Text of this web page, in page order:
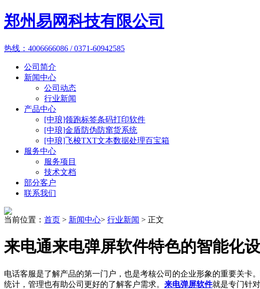
郑州易网科技有限公司
热线：4006666086 / 0371-60942585
公司简介
新闻中心
公司动态
行业新闻
产品中心
[中琅]领跑标签条码打印软件
[中琅]金盾防伪防窜货系统
[中琅]飞梭TXT文本数据处理百宝箱
服务中心
服务项目
技术文档
部分客户
联系我们
当前位置： 首页 > 新闻中心> 行业新闻 > 正文
来电通来电弹屏软件特色的智能化
电话客服是了解产品的第一门户，也是考核公司的企业形象的重要关
统计，管理也有助公司更好的了解客户需求。 来电弹屏软件就是专门针